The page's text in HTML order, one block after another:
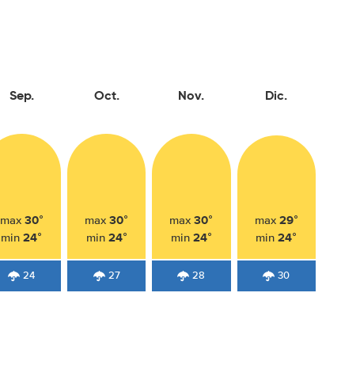
Sep.
max 30°
min24°
24
Oct.
max30°
min 24°
27
Nov.
max30°
min 24°
28
Dic.
max 29°
min24°
30